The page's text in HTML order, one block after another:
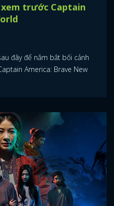
trước Captain
đây để nắm bắt bối cảnh
America: Brave New